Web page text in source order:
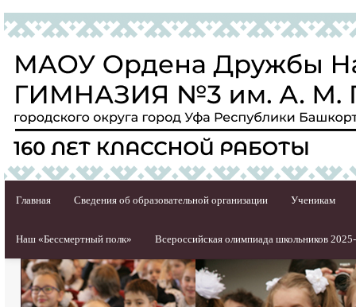
Главная Сведения об образовательной организации Ученикам
Наш «Бессмертный полк» Всероссийская олимпиада школьников